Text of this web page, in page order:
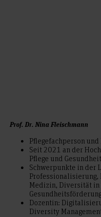
Prof. Dr. Nina Fleischmann
Pflegefachperson
Seit 2021 an der
Pflege und Gesundheit
Schwerpunkte in der
Professionalisierung,
Medizin, Diversität in
Dozentin:
Diversity